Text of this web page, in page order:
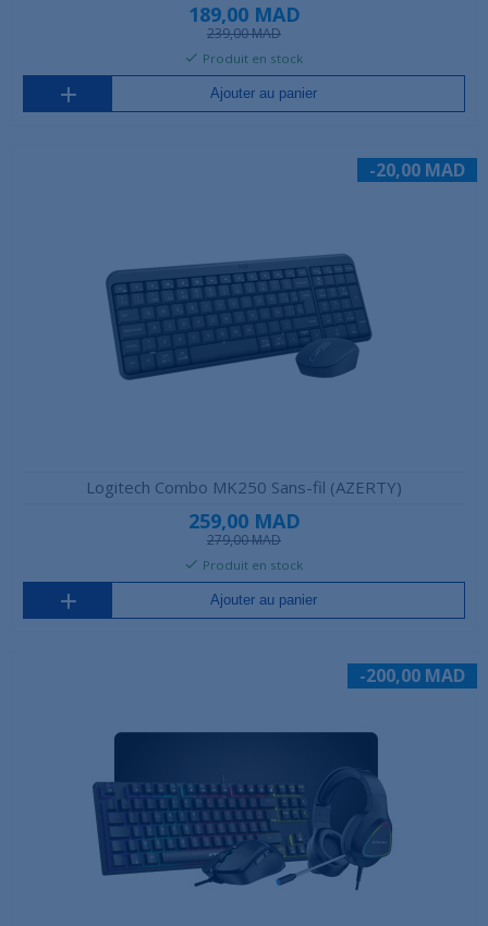
189,00 MAD
239,00 MAD
Produit en stock
Ajouter au panier
-20,00 MAD
Logitech Combo MK250 Sans-fil (AZERTY)
259,00 MAD
279,00 MAD
Produit en stock
Ajouter au panier
-200,00 MAD